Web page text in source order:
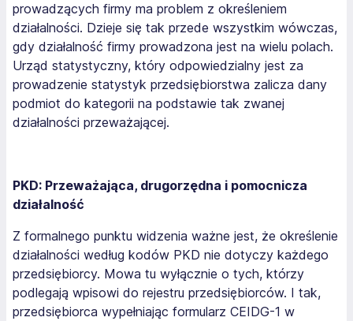
prowadzących firmy ma problem z określeniem
działalności. Dzieje się tak przede wszystkim wówczas,
gdy działalność firmy prowadzona jest na wielu polach.
Urząd statystyczny, który odpowiedzialny jest za
prowadzenie statystyk przedsiębiorstwa zalicza dany
podmiot do kategorii na podstawie tak zwanej
działalności przeważającej.
PKD: Przeważająca, drugorzędna i pomocnicza
działalność
Z formalnego punktu widzenia ważne jest, że określenie
działalności według kodów PKD nie dotyczy każdego
przedsiębiorcy. Mowa tu wyłącznie o tych, którzy
podlegają wpisowi do rejestru przedsiębiorców. I tak,
przedsiębiorca wypełniając formularz CEIDG-1 w